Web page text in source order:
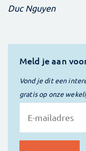
Duc Nguyen
Meld je aan
Vond je dit een
gratis op onze